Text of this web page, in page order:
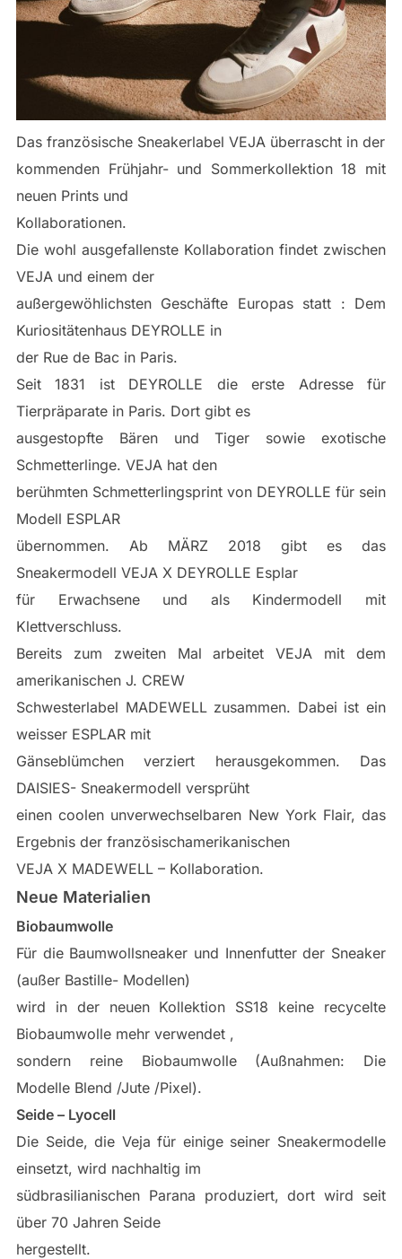
Das französische Sneakerlabel VEJA überrascht in der
kommenden Frühjahr- und Sommerkollektion 18 mit
neuen Prints und
Kollaborationen.
Die wohl ausgefallenste Kollaboration findet zwischen
VEJA und einem der
außergewöhlichsten Geschäfte Europas statt : Dem
Kuriositätenhaus DEYROLLE in
der Rue de Bac in Paris.
Seit 1831 ist DEYROLLE die erste Adresse für
Tierpräparate in Paris. Dort gibt es
ausgestopfte Bären und Tiger sowie exotische
Schmetterlinge. VEJA hat den
berühmten Schmetterlingsprint von DEYROLLE für sein
Modell ESPLAR
übernommen. Ab MÄRZ 2018 gibt es das
Sneakermodell VEJA X DEYROLLE Esplar
für Erwachsene und als Kindermodell mit
Klettverschluss.
Bereits zum zweiten Mal arbeitet VEJA mit dem
amerikanischen J. CREW
Schwesterlabel MADEWELL zusammen. Dabei ist ein
weisser ESPLAR mit
Gänseblümchen verziert herausgekommen. Das
DAISIES- Sneakermodell versprüht
einen coolen unverwechselbaren New York Flair, das
Ergebnis der französischamerikanischen
VEJA X MADEWELL – Kollaboration.
Neue Materialien
Biobaumwolle
Für die Baumwollsneaker und Innenfutter der Sneaker
(außer Bastille- Modellen)
wird in der neuen Kollektion SS18 keine recycelte
Biobaumwolle mehr verwendet ,
sondern reine Biobaumwolle (Außnahmen: Die
Modelle Blend /Jute /Pixel).
Seide – Lyocell
Die Seide, die Veja für einige seiner Sneakermodelle
einsetzt, wird nachhaltig im
südbrasilianischen Parana produziert, dort wird seit
über 70 Jahren Seide
hergestellt.